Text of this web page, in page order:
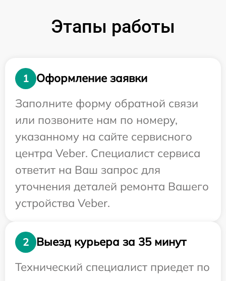
Этапы работы
1
Оформление заявки
Заполните форму обратной связи
или позвоните нам по номеру,
указанному на сайте сервисного
центра Veber. Специалист сервиса
ответит на Ваш запрос для
уточнения деталей ремонта Вашего
устройства Veber.
2
Выезд курьера за 35 минут
Технический специалист приедет по